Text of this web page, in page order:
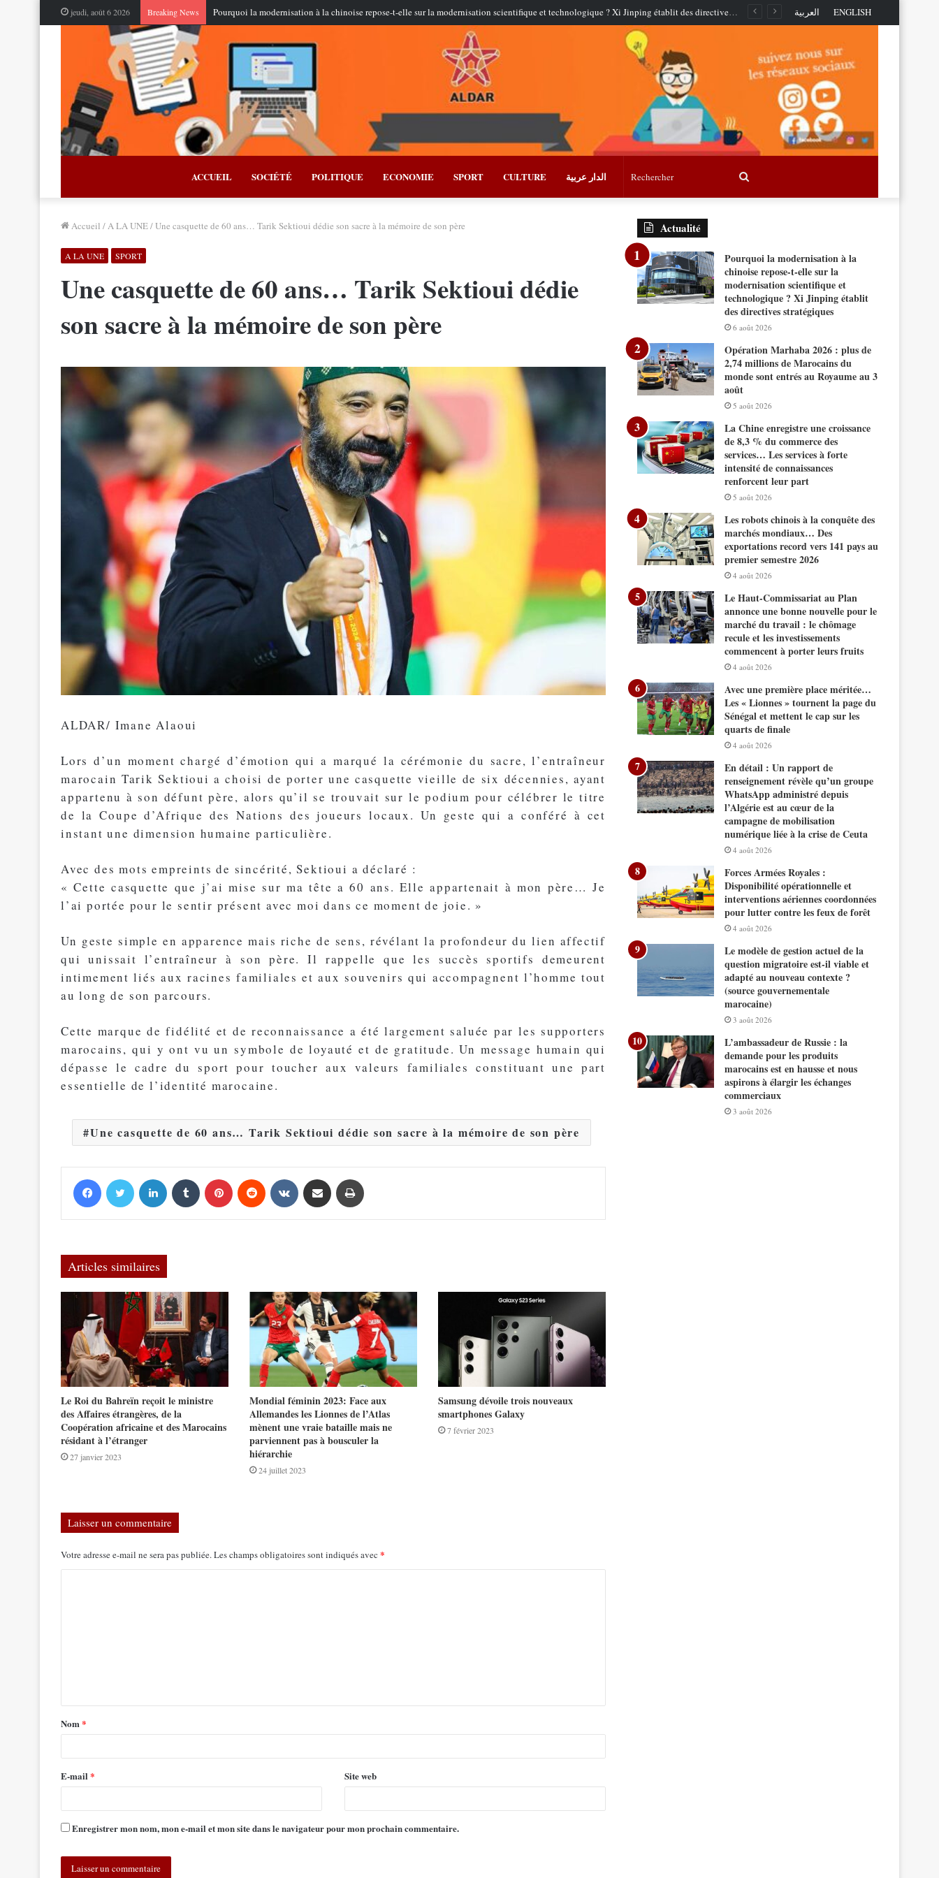
jeudi, août 6 2026 Breaking News Pourquoi la modernisation à la chinoise repose-t-elle sur la modernisation scientifique et technologique ? Xi Jinping établit des directives stratégiques العربية ENGLISH
ACCUEIL SOCIÉTÉ POLITIQUE ECONOMIE SPORT CULTURE الدار عربية Rechercher
Accueil /A LA UNE/Une casquette de 60 ans… Tarik Sektioui dédie son sacre à la mémoire de son père
A LA UNE SPORT
Une casquette de 60 ans… Tarik Sektioui dédie
son sacre à la mémoire de son père
ALDAR/ Imane Alaoui
Lors d’un moment chargé d’émotion qui a marqué la cérémonie du sacre, l’entraîneur
marocain Tarik Sektioui a choisi de porter une casquette vieille de six décennies, ayant
appartenu à son défunt père, alors qu’il se trouvait sur le podium pour célébrer le titre
de la Coupe d’Afrique des Nations des joueurs locaux. Un geste qui a conféré à cet
instant une dimension humaine particulière.
Avec des mots empreints de sincérité, Sektioui a déclaré :
« Cette casquette que j’ai mise sur ma tête a 60 ans. Elle appartenait à mon père… Je
l’ai portée pour le sentir présent avec moi dans ce moment de joie. »
Un geste simple en apparence mais riche de sens, révélant la profondeur du lien affectif
qui unissait l’entraîneur à son père. Il rappelle que les succès sportifs demeurent
intimement liés aux racines familiales et aux souvenirs qui accompagnent l’homme tout
au long de son parcours.
Cette marque de fidélité et de reconnaissance a été largement saluée par les supporters
marocains, qui y ont vu un symbole de loyauté et de gratitude. Un message humain qui
dépasse le cadre du sport pour toucher aux valeurs familiales constituant une part
essentielle de l’identité marocaine.
Une casquette de 60 ans… Tarik Sektioui dédie son sacre à la mémoire de son père
Articles similaires
Le Roi du Bahreïn reçoit le ministre
des Affaires étrangères, de la
Coopération africaine et des Marocains
résidant à l’étranger
27 janvier 2023
Mondial féminin 2023: Face aux
Allemandes les Lionnes de l’Atlas
mènent une vraie bataille mais ne
parviennent pas à bousculer la
hiérarchie
24 juillet 2023
Samsung dévoile trois nouveaux
smartphones Galaxy
7 février 2023
Laisser un commentaire
Votre adresse e-mail ne sera pas publiée. Les champs obligatoires sont indiqués avec *
Nom *
E-mail * Site web
Enregistrer mon nom, mon e-mail et mon site dans le navigateur pour mon prochain commentaire.
Actualité
Pourquoi la modernisation à la
chinoise repose-t-elle sur la
modernisation scientifique et
technologique ? Xi Jinping établit
des directives stratégiques
6 août 2026
Opération Marhaba 2026 : plus de
2,74 millions de Marocains du
monde sont entrés au Royaume au 3
août
5 août 2026
La Chine enregistre une croissance
de 8,3 % du commerce des
services… Les services à forte
intensité de connaissances
renforcent leur part
5 août 2026
Les robots chinois à la conquête des
marchés mondiaux… Des
exportations record vers 141 pays au
premier semestre 2026
4 août 2026
Le Haut-Commissariat au Plan
annonce une bonne nouvelle pour le
marché du travail : le chômage
recule et les investissements
commencent à porter leurs fruits
4 août 2026
Avec une première place méritée…
Les « Lionnes » tournent la page du
Sénégal et mettent le cap sur les
quarts de finale
4 août 2026
En détail : Un rapport de
renseignement révèle qu’un groupe
WhatsApp administré depuis
l’Algérie est au cœur de la
campagne de mobilisation
numérique liée à la crise de Ceuta
4 août 2026
Forces Armées Royales :
Disponibilité opérationnelle et
interventions aériennes coordonnées
pour lutter contre les feux de forêt
4 août 2026
Le modèle de gestion actuel de la
question migratoire est-il viable et
adapté au nouveau contexte ?
(source gouvernementale
marocaine)
3 août 2026
L’ambassadeur de Russie : la
demande pour les produits
marocains est en hausse et nous
aspirons à élargir les échanges
commerciaux
3 août 2026